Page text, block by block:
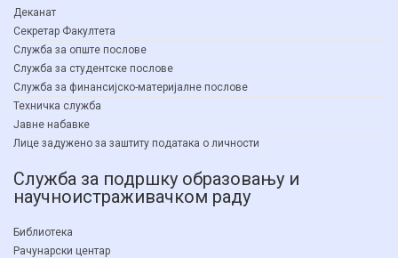
Деканат
Секретар Факултета
Служба за опште послове
Служба за студентске послове
Служба за финансијско-материјалне послове
Техничка служба
Јавне набавке
Лице задужено за заштиту података о личности
Служба за подршку образовању и
научноистраживачком раду
Библиотека
Рачунарски центар